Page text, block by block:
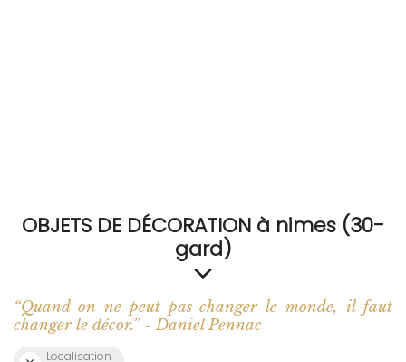
OBJETS DE DÉCORATION à nimes (30-
gard)
“Quand on ne peut pas changer le monde, il faut
changer le décor.” - Daniel Pennac
Localisation